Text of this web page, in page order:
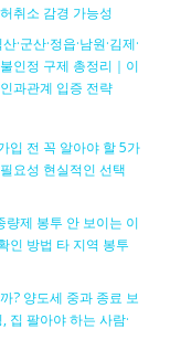
취소 감경 가능성
·군산·정읍·남원·김제·
인정 구제 총정리｜이
과관계 입증 전략
입 전 꼭 알아야 할 5가
요성 현실적인 선택
량제 봉투 안 보이는 이
인 방법 타 지역 봉투
? 양도세 중과 종료 보
집 팔아야 하는 사람·